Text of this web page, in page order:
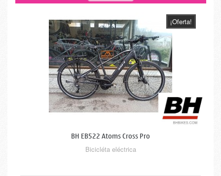
¡Oferta!
BH EB522 Atoms Cross Pro
Bicicléta eléctrica